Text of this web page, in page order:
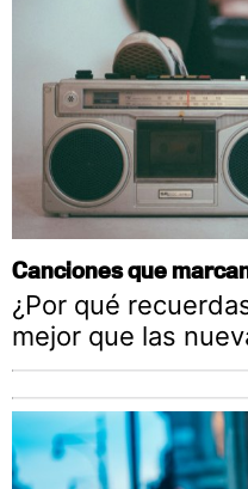
Canciones que
¿Por qué
mejor que las